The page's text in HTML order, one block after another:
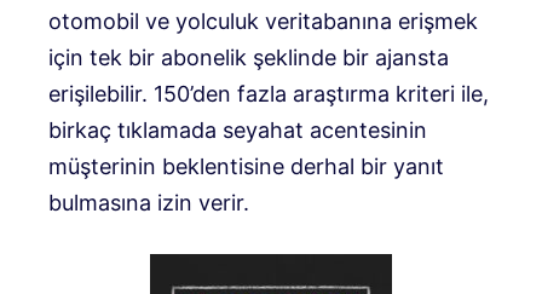
otomobil ve yolculuk veritabanına erişmek
için tek bir abonelik şeklinde bir ajansta
erişilebilir. 150’den fazla araştırma kriteri ile,
birkaç tıklamada seyahat acentesinin
müşterinin beklentisine derhal bir yanıt
bulmasına izin verir.